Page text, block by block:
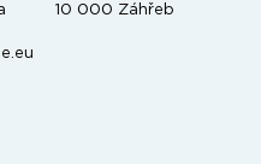
10 000 Záhřeb